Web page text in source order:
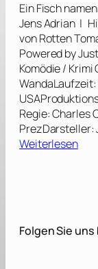
Ein Fisch
Jens Adrian |
von Rotten
Powered by
Komödie /
Regie: Charles
PrezDarsteller:
Weiterlesen:
s
Folgen Sie uns